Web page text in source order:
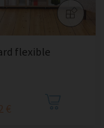
flexible
€